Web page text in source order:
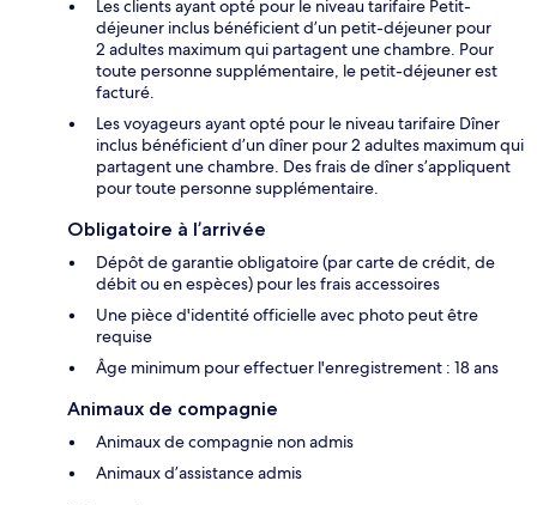
Les clients ayant opté pour le niveau tarifaire Petit-
déjeuner inclus bénéficient d’un petit-déjeuner pour
2 adultes maximum qui partagent une chambre. Pour
toute personne supplémentaire, le petit-déjeuner est
facturé.
Les voyageurs ayant opté pour le niveau tarifaire Dîner
inclus bénéficient d’un dîner pour 2 adultes maximum qui
partagent une chambre. Des frais de dîner s’appliquent
pour toute personne supplémentaire.
Obligatoire à l’arrivée
Dépôt de garantie obligatoire (par carte de crédit, de
débit ou en espèces) pour les frais accessoires
Une pièce d'identité officielle avec photo peut être
requise
Âge minimum pour effectuer l'enregistrement : 18 ans
Animaux de compagnie
Animaux de compagnie non admis
Animaux d’assistance admis